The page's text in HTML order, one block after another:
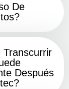
De
Transcurrir
Después